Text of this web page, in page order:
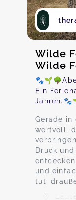
Wilde
Wilde
Ein
Gerade in
wertvoll,
Druck
und
tut,